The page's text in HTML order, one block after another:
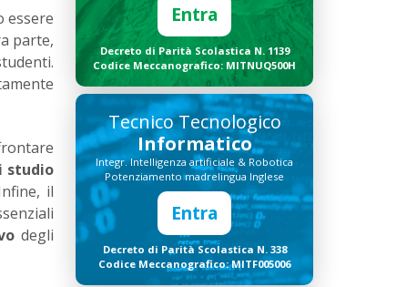
essere
parte,
studio
il
degli
Entra
Decreto di Parità Scolastica N. 1139
Codice Meccanografico: MITNUQ500H
Tecnico Tecnologico
Informatico
Integr. Intelligenza artificiale & Robotica
Potenziamento madrelingua Inglese
Entra
Decreto di Parità Scolastica N. 338
Codice Meccanografico: MITF005006